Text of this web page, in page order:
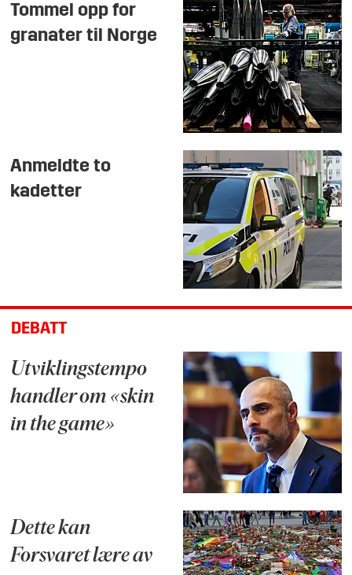
Tommel opp for
granater til Norge
Anmeldte to
kadetter
DEBATT
Utviklingstempo
handler om «skin
in the game»
Dette kan
Forsvaret lære av